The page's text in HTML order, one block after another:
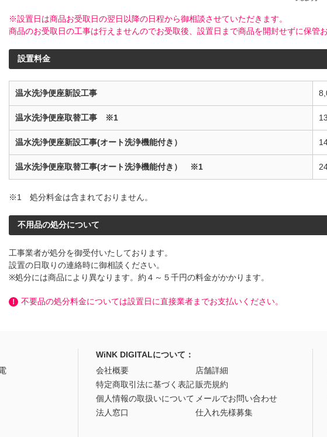
※設置日は商品お受取日の翌日以降の日程から御相談させていただきます。
商品のお受取日の工事は行えませんのでお受取後、設置日まで商品を開封せずに保管お
設置料金
温水洗浄便座新設工事
温水洗浄便座取替工事 ※1
温水洗浄便座新設工事(オート洗浄機能付き）
温水洗浄便座取替工事(オート洗浄機能付き） ※1
※1 処分料金は含まれておりません。
不用品の処分について
工事業者が処分を御受付いたしております。
設置の日取りの連絡時に御相談ください。
※処分には商品により異なります。約４～５千円の料金がかかります。
！ 不要品の処分料金については設置日に直接業者までお支払いください。
WiNK DIGITALについて：
会社概要
店舗詳細
特定商取引法に基づく表記 販売規約
個人情報の取扱いについて メールでお問い合わせ
法人窓口
仕入れ先様募集